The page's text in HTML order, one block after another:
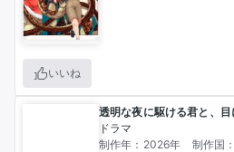
いいね
透明な夜に駆ける君と、目
ドラマ
制作年：2026年
制作国